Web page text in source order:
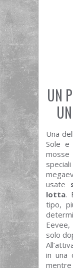
UN
Una
Sole e
usate
lotta.
tipo,
solo
in una